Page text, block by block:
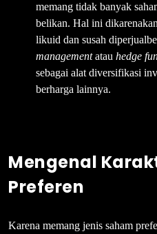
memang tidak banyak
belikan. Hal ini
likuid dan susah
managementatau hedge
sebagai alat diversifikasi
berharga lainnya.
Mengenal
Preferen
Karena memang jenis saham